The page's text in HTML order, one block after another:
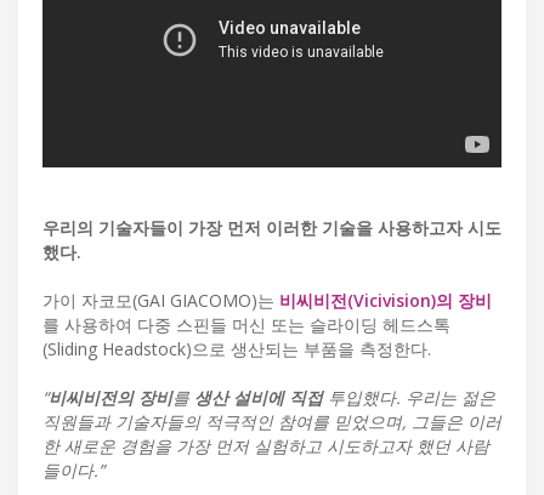
우리의 기술자들이 가장 먼저 이러한 기술을 사용하고자 시도
했다.
가이 자코모(GAI GIACOMO)는 비씨비전(Vicivision)의 장비
를 사용하여 다중 스핀들 머신 또는 슬라이딩 헤드스톡
(Sliding Headstock)으로 생산되는 부품을 측정한다.
“비씨비전의 장비를 생산 설비에 직접투입했다. 우리는 젊은
직원들과 기술자들의 적극적인 참여를 믿었으며, 그들은 이러
한 새로운 경험을 가장 먼저 실험하고 시도하고자 했던 사람
들이다.”